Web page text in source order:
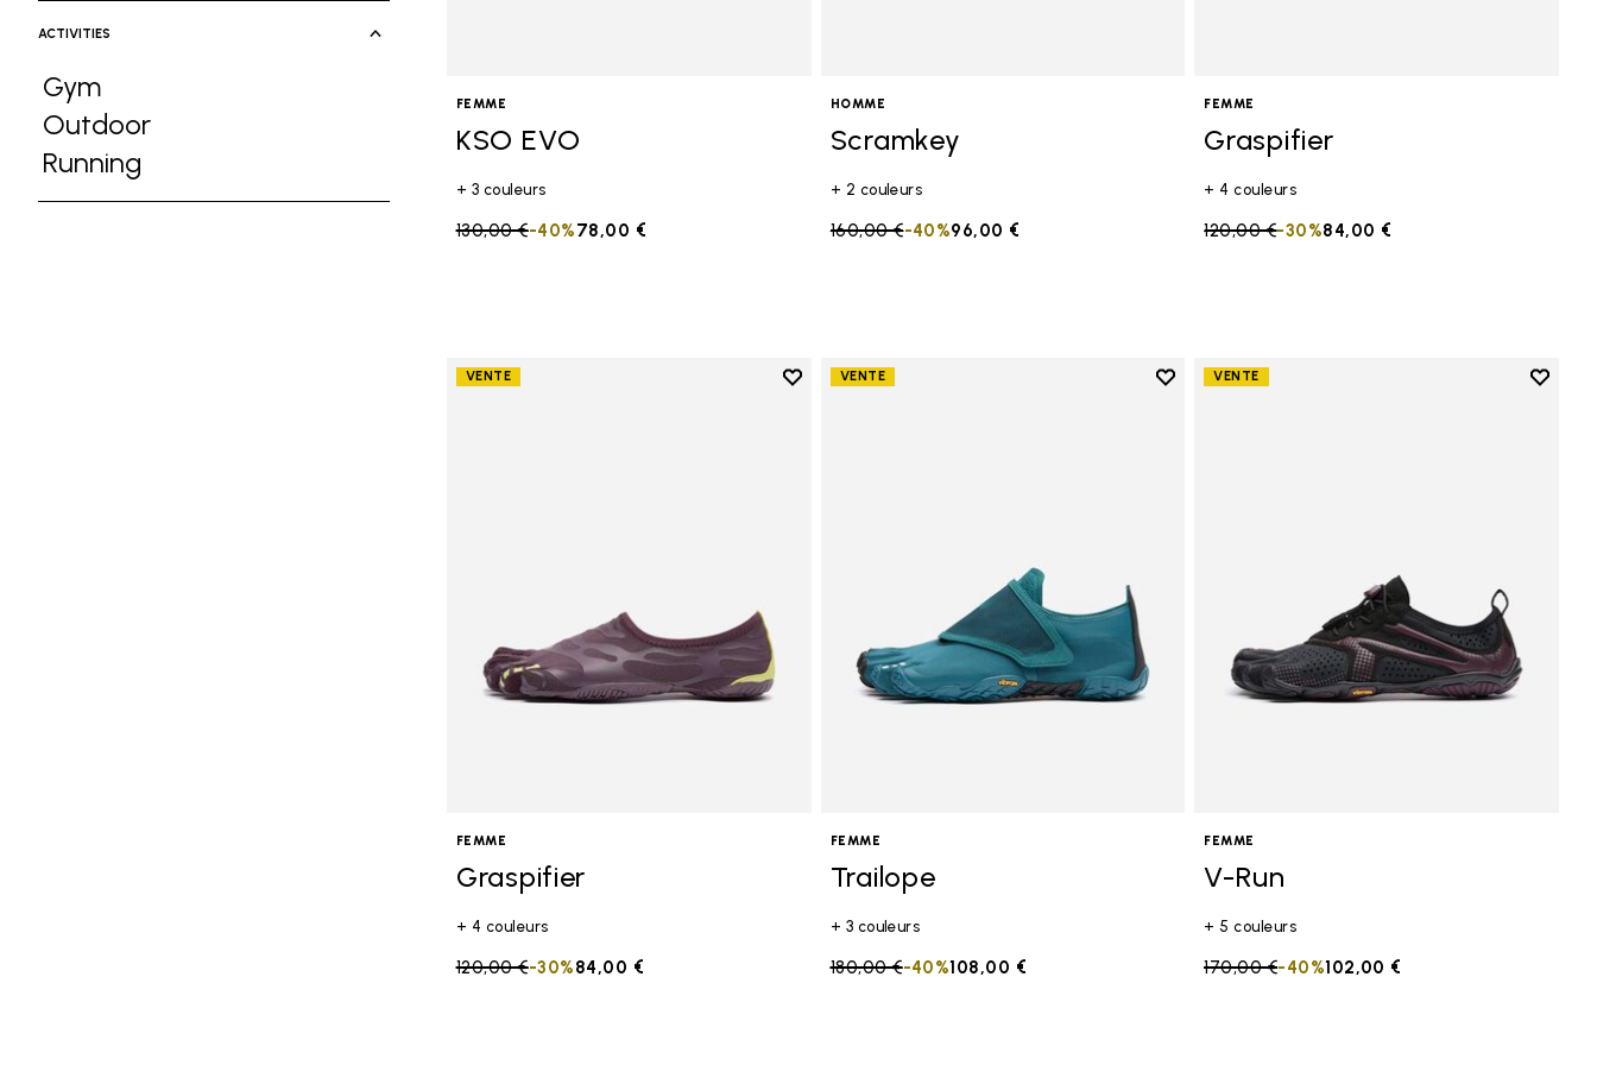
ACTIVITIES
Gym
Affiner par Activities: Gym
Outdoor
Affiner par Activities: Outdoor
Running
Affiner par Activities: Running
FEMME
KSO EVO
+ 3 couleurs
Price reduced from
130,00 €to 78,00 €
-40%
HOMME
Scramkey
+ 2 couleurs
Price reduced from
160,00 €to 96,00 €
-40%
FEMME
Graspifier
+ 4 couleurs
Price reduced from
120,00 €to 84,00 €
-30%
VENTE
Add to wishlist
FEMME
Graspifier
+ 4 couleurs
Price reduced from
120,00 €to 84,00 €
-30%
VENTE
Add to wishlist
FEMME
Trailope
+ 3 couleurs
Price reduced from
180,00 €to 108,00 €
-40%
VENTE
Add to
FEMME
V-Run
+ 5 couleurs
Price reduced from
170,00 €to 102,00 €
-40%